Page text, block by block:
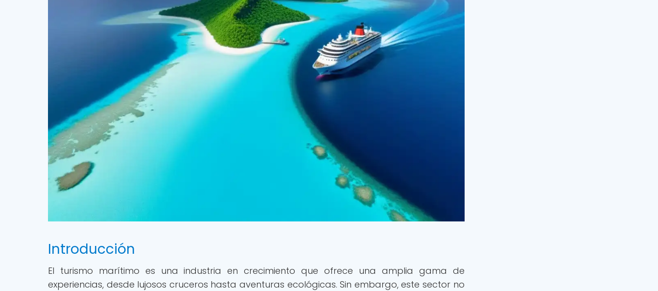
Introducción
El turismo marítimo es una industria en crecimiento que ofrece una amplia gama de
experiencias, desde lujosos cruceros hasta aventuras ecológicas. Sin embargo, este sector no